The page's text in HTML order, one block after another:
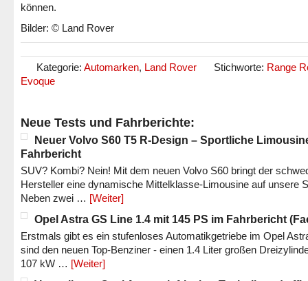
können.
Bilder: © Land Rover
Kategorie: Automarken, Land Rover Stichworte: Range
Evoque
Neue Tests und Fahrberichte:
Neuer Volvo S60 T5 R-Design – Sportliche
Fahrbericht
SUV? Kombi? Nein! Mit dem neuen Volvo S60 bringt der
Hersteller eine dynamische Mittelklasse-Limousine auf unsere
Neben zwei … [Weiter]
Opel Astra GS Line 1.4 mit 145 PS im Fahrbericht
Erstmals gibt es ein stufenloses Automatikgetriebe im Opel
sind den neuen Top-Benziner - einen 1.4 Liter großen
107 kW … [Weiter]